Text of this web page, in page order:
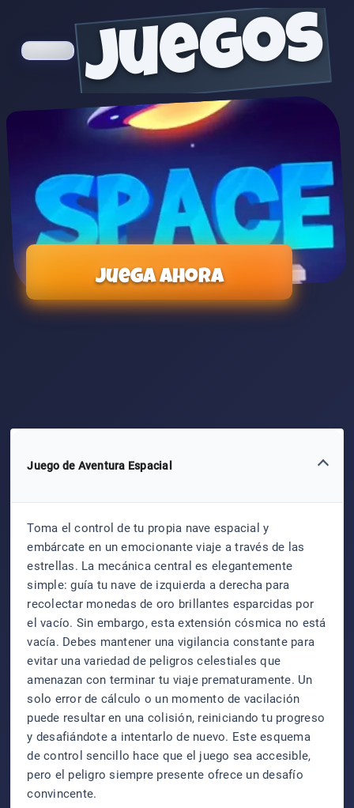
juegos
Juega ahora
Juego de Aventura Espacial
Toma el control de tu propia nave espacial y
embárcate en un emocionante viaje a través de las
estrellas. La mecánica central es elegantemente
simple: guía tu nave de izquierda a derecha para
recolectar monedas de oro brillantes esparcidas por
el vacío. Sin embargo, esta extensión cósmica no está
vacía. Debes mantener una vigilancia constante para
evitar una variedad de peligros celestiales que
amenazan con terminar tu viaje prematuramente. Un
solo error de cálculo o un momento de vacilación
puede resultar en una colisión, reiniciando tu progreso
y desafiándote a intentarlo de nuevo. Este esquema
de control sencillo hace que el juego sea accesible,
pero el peligro siempre presente ofrece un desafío
convincente.